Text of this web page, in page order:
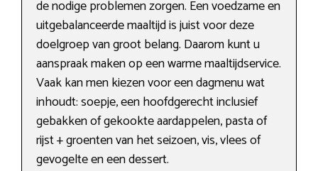
de nodige problemen zorgen. Een voedzame en
uitgebalanceerde maaltijd is juist voor deze
doelgroep van groot belang. Daarom kunt u
aanspraak maken op een warme maaltijdservice.
Vaak kan men kiezen voor een dagmenu wat
inhoudt: soepje, een hoofdgerecht inclusief
gebakken of gekookte aardappelen, pasta of
rijst + groenten van het seizoen, vis, vlees of
gevogelte en een dessert.